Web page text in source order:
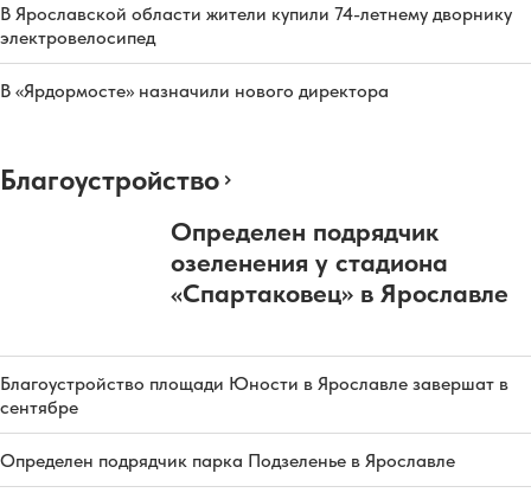
В Ярославской области жители купили 74-летнему дворнику
электровелосипед
В «Ярдормосте» назначили нового директора
Благоустройство
Определен подрядчик
озеленения у стадиона
«Спартаковец» в Ярославле
Благоустройство площади Юности в Ярославле завершат в
сентябре
Определен подрядчик парка Подзеленье в Ярославле